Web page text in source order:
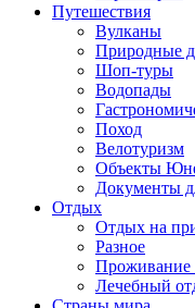
Путешествия
Вулканы
Природные
Шоп-туры
Водопады
Поход
Велотуризм
Объекты
Документы
Отдых
Отдых на
Разное
Проживание
Лечебный